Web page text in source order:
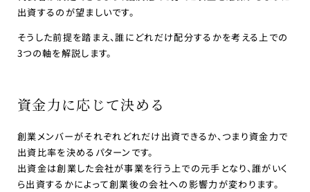
出資するのが望ましいです。
そうした前提を踏まえ、誰にどれだけ配分するかを考える上での
3つの軸を解説します。
資金力に応じて決める
創業メンバーがそれぞれどれだけ出資できるか、つまり資金力で
出資比率を決めるパターンです。
出資金は創業した会社が事業を行う上での元手となり、誰がいく
ら出資するかによって創業後の会社への影響力が変わります。